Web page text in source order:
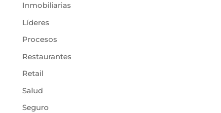
Inmobiliarias
Líderes
Procesos
Restaurantes
Retail
Salud
Seguro